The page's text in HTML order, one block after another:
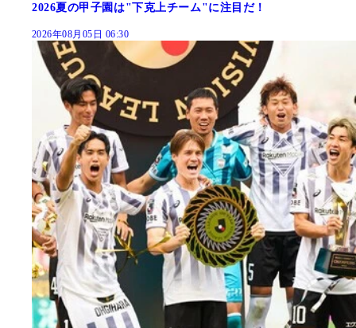
2026夏の甲子園は"下克上チーム"に注目だ！
2026年08月05日 06:30